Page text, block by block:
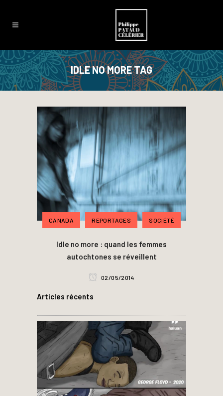
IDLE NO MORE TAG
CANADA REPORTAGES SOCIÉTÉ
Idle no more : quand les femmes
autochtones se réveillent
02/05/2014
Articles récents